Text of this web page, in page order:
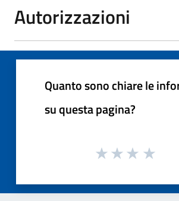
Autorizzazioni
Quanto sono chiare le
su questa pagina?